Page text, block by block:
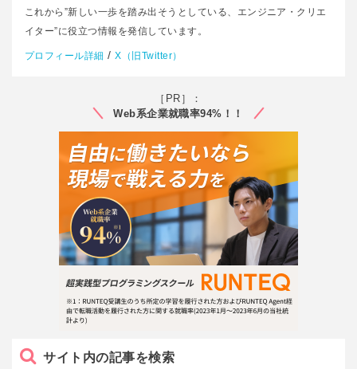
これから”新しい一歩を踏み出そうとしている、エンジニア・クリエ
イター”に役立つ情報を発信しています。
プロフィール詳細 /X（旧Twitter）
［PR］：
Web系企業就職率94%！！
サイト内の記事を検索